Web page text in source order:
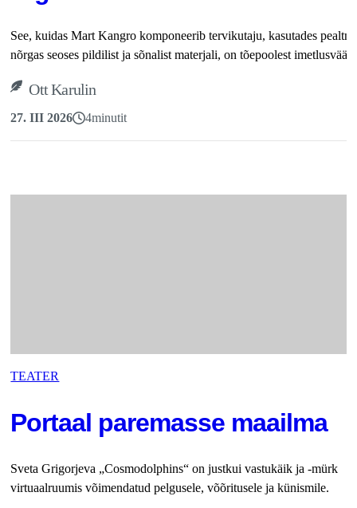
See, kuidas Mart Kangro komponeerib tervikutaju, kasutades
nõrgas seoses pildilist ja sõnalist materjali, on tõepoolest
Ott Karulin
27. III 2026 4minutit
TEATER
Portaal paremasse maailma
Sveta Grigorjeva „Cosmodolphins“ on justkui vastukäik ja -mürk
virtuaalruumis võimendatud pelgusele, võõritusele ja künismile.